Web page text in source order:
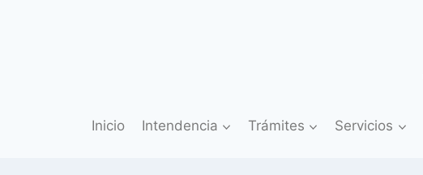
Inicio Intendencia Trámites Servicios